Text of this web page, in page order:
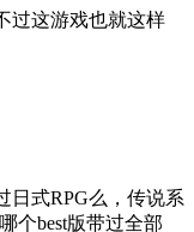
过这游戏也就这样
日式RPG么，传说系
个best版带过全部